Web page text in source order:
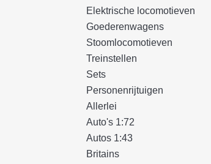
Elektrische locomotieven
Goederenwagens
Stoomlocomotieven
Treinstellen
Sets
Personenrijtuigen
Allerlei
Auto's 1:72
Autos 1:43
Britains